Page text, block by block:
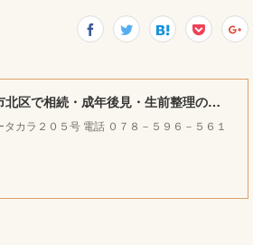
みやけ司法書士・ＦＰ ／ 行政書士事務所 ｜神戸市北区で相続・成年後見・生前整理のご相談をお受けしています。
カラ２０５号 電話 ０７８－５９６－５６１